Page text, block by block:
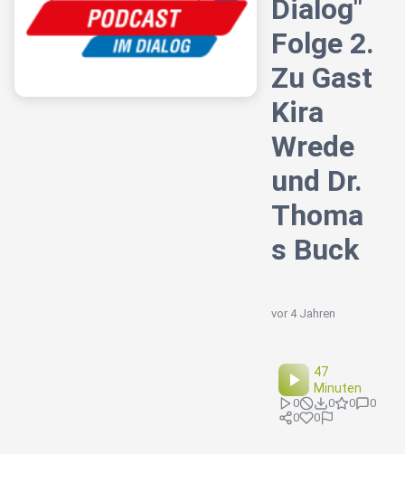
Dialog"
Folge 2.
Zu Gast
Kira
Wrede
und Dr.
Thoma
s Buck
vor 4 Jahren
47
Minuten
0 0 0
0
0
0